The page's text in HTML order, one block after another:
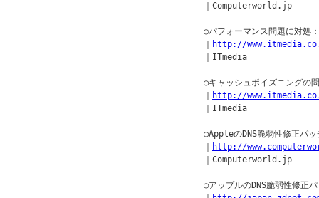
｜Computerworld.jp
○パフォーマンス問題に対処：
http://
｜ITmedia
○キャッシュポイズニングの問
http://
｜ITmedia
○AppleのDNS脆弱性修正パッ
http://
｜Computerworld.jp
○アップルのDNS脆弱性修正パ